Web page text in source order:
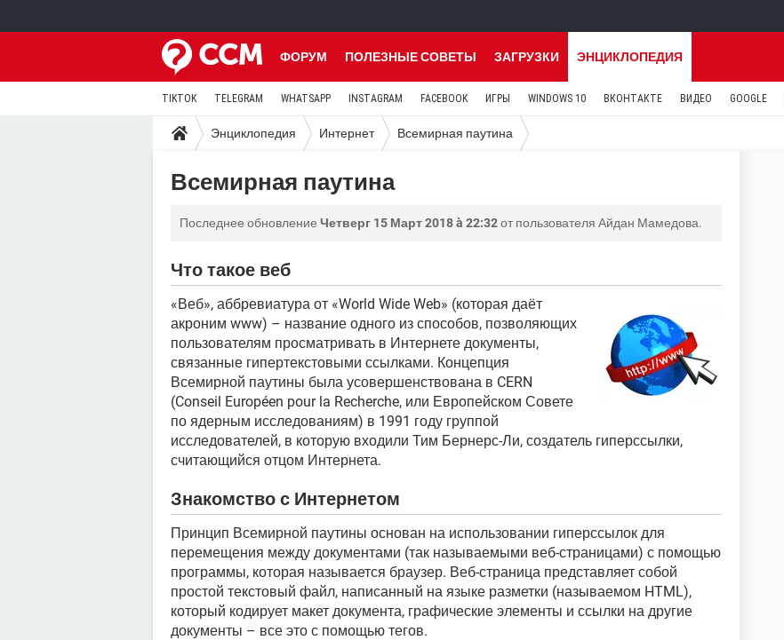
ФОРУМ ПОЛЕЗНЫЕ СОВЕТЫ ЗАГРУЗКИ ЭНЦИКЛОПЕДИЯ
TIKTOK TELEGRAM WHATSAPP INSTAGRAM FACEBOOK ИГРЫ WINDOWS 10 ВКОНТАКТЕ ВИДЕО GOOGLE
Энциклопедия Интернет Всемирная паутина
Всемирная паутина
Последнее обновление Четверг 15 Март 2018 à 22:32от пользователя Айдан Мамедова.
Что такое веб
«Веб», аббревиатура от «World Wide Web» (которая даёт
акроним www) – название одного из способов, позволяющих
пользователям просматривать в Интернете документы,
связанные гипертекстовыми ссылками. Концепция
Всемирной паутины была усовершенствована в CERN
(Conseil Européen pour la Recherche, или Европейском Совете
по ядерным исследованиям) в 1991 году группой
исследователей, в которую входили Тим Бернерс-Ли, создатель гиперссылки,
считающийся отцом Интернета.
Знакомство с Интернетом
Принцип Всемирной паутины основан на использовании гиперссылок для
перемещения между документами (так называемыми веб-страницами) с помощью
программы, которая называется браузер. Веб-страница представляет собой
простой текстовый файл, написанный на языке разметки (называемом HTML),
который кодирует макет документа, графические элементы и ссылки на другие
документы – все это с помощью тегов.